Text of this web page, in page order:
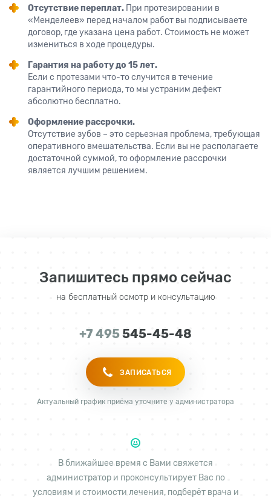
Отсутствие переплат. При протезировании в
«Менделеев» перед началом работ вы подписываете
договор, где указана цена работ. Стоимость не может
измениться в ходе процедуры.
Гарантия на работу до 15 лет.
Если с протезами что-то случится в течение
гарантийного периода, то мы устраним дефект
абсолютно бесплатно.
Оформление рассрочки.
Отсутствие зубов – это серьезная проблема, требующая
оперативного вмешательства. Если вы не располагаете
достаточной суммой, то оформление рассрочки
является лучшим решением.
Запишитесь прямо сейчас
на бесплатный осмотр и консультацию
ЗАПИСАТЬСЯ
+7 495545-45-48
Актуальный график приёма уточните у администратора
В ближайшее время с Вами свяжется
администратор и проконсультирует Вас по
условиям и стоимости лечения, подберёт врача и